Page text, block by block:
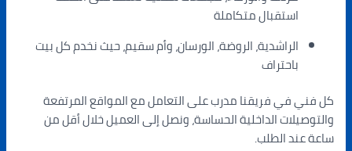
استقبال متكاملة
الراشدية، الروضة، الورسان، وأم سقيم، حيث نخدم كل بيت
باحتراف
كل فني في فريقنا مدرب على التعامل مع المواقع المرتفعة
والتوصيلات الداخلية الحساسة، ونصل إلى العميل خلال أقل من
ساعة عند الطلب.